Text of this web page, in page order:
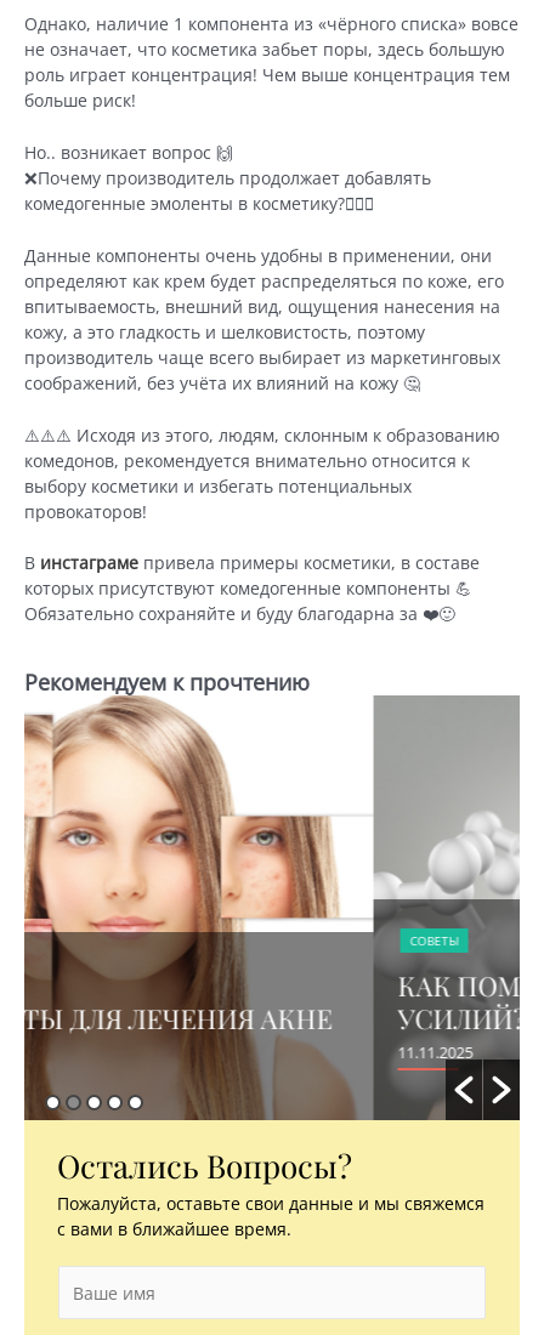
Однако, наличие 1 компонента из «чёрного списка» вовсе
не означает, что косметика забьет поры, здесь большую
роль играет концентрация! Чем выше концентрация тем
больше риск!
Но.. возникает вопрос 🙌
❌Почему производитель продолжает добавлять
комедогенные эмоленты в косметику?🙅🏼‍♀️
Данные компоненты очень удобны в применении, они
определяют как крем будет распределяться по коже, его
впитываемость, внешний вид, ощущения нанесения на
кожу, а это гладкость и шелковистость, поэтому
производитель чаще всего выбирает из маркетинговых
соображений, без учёта их влияний на кожу 🤔
⚠️⚠️⚠️ Исходя из этого, людям, склонным к образованию
комедонов, рекомендуется внимательно относится к
выбору косметики и избегать потенциальных
провокаторов!
В инстаграме привела примеры косметики, в составе
которых присутствуют комедогенные компоненты 💪
Обязательно сохраняйте и буду благодарна за ❤️🙂
Рекомендуем к прочтению
СОВЕТЫ
КАК ПОМОЛОДЕТЬ БЕЗ ЛИШНИХ
УСИЛИЙ? СЕКРЕТ..)
Остались Вопросы?
Пожалуйста, оставьте свои данные и мы свяжемся
с вами в ближайшее время.